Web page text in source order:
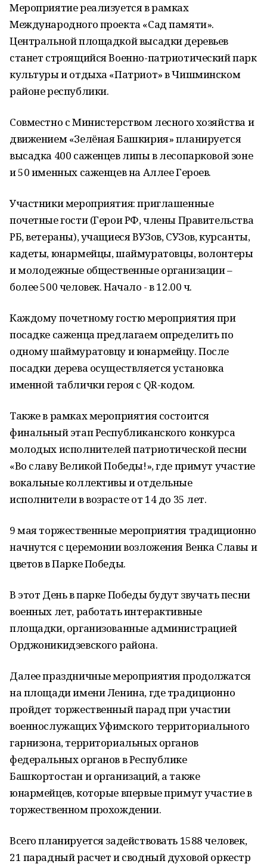
Мероприятие реализуется в рамках
Международного проекта «Сад памяти».
Центральной площадкой высадки деревьев
станет строящийся Военно-патриотический парк
культуры и отдыха «Патриот» в Чишминском
районе республики.
Совместно с Министерством лесного хозяйства и
движением «Зелёная Башкирия» планируется
высадка 400 саженцев липы в лесопарковой зоне
и 50 именных саженцев на Аллее Героев.
Участники мероприятия: приглашенные
почетные гости (Герои РФ, члены Правительства
РБ, ветераны), учащиеся ВУЗов, СУЗов, курсанты,
кадеты, юнармейцы, шаймуратовцы, волонтеры
и молодежные общественные организации –
более 500 человек. Начало - в 12.00 ч.
Каждому почетному гостю мероприятия при
посадке саженца предлагаем определить по
одному шаймуратовцу и юнармейцу. После
посадки дерева осуществляется установка
именной таблички героя с QR-кодом.
Также в рамках мероприятия состоится
финальный этап Республиканского конкурса
молодых исполнителей патриотической песни
«Во славу Великой Победы!», где примут участие
вокальные коллективы и отдельные
исполнители в возрасте от 14 до 35 лет.
9 мая торжественные мероприятия традиционно
начнутся с церемонии возложения Венка Славы и
цветов в Парке Победы.
В этот День в парке Победы будут звучать песни
военных лет, работать интерактивные
площадки, организованные администрацией
Орджоникидзевского района.
Далее праздничные мероприятия продолжатся
на площади имени Ленина, где традиционно
пройдет торжественный парад при участии
военнослужащих Уфимского территориального
гарнизона, территориальных органов
федеральных органов в Республике
Башкортостан и организаций, а также
юнармейцев, которые впервые примут участие в
торжественном прохождении.
Всего планируется задействовать 1588 человек,
21 парадный расчет и сводный духовой оркестр